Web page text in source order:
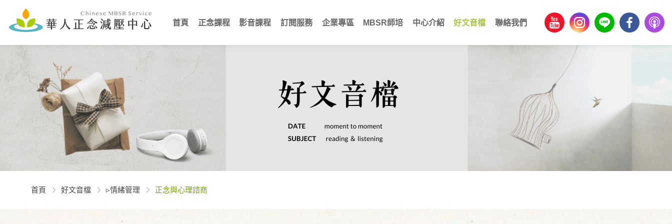
首頁 正念課程 影音課程 訂閱服務 企業專區 MBSR師培 中心介紹 好文音檔 聯絡我們
首頁 好文音檔 ▹情緒管理 正念與心理諮商